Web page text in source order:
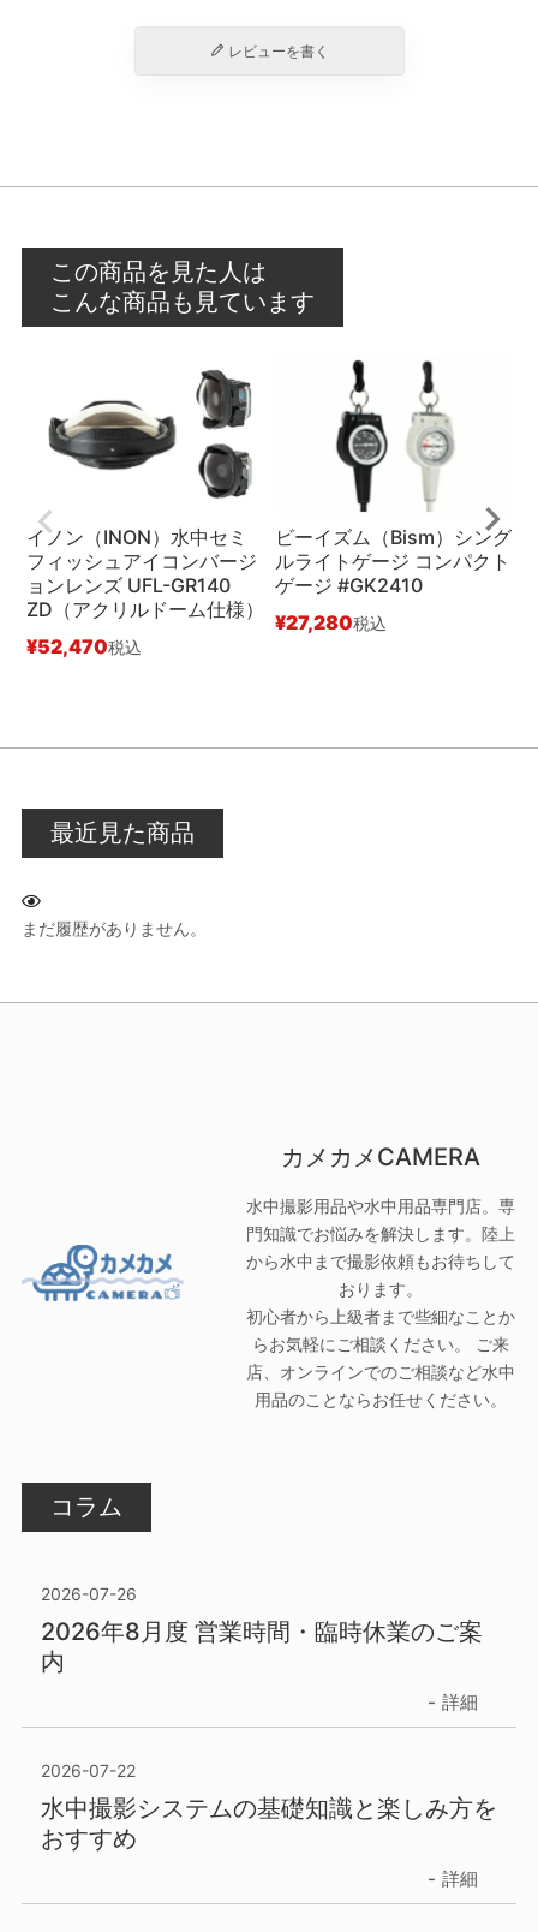
レビューを書く
この商品を見た人は
こんな商品も見ています
イノン（INON）水中セミ
フィッシュアイコンバージ
ョンレンズ UFL-GR140
ZD（アクリルドーム仕様）
¥52,470税込
ビーイズム（Bism）シング
ルライトゲージ コンパクト
ゲージ #GK2410
¥27,280税込
最近見た商品
まだ履歴がありません。
カメカメCAMERA
水中撮影用品や水中用品専門店。専
門知識でお悩みを解決します。陸上
から水中まで撮影依頼もお待ちして
おります。
初心者から上級者まで些細なことか
らお気軽にご相談ください。 ご来
店、オンラインでのご相談など水中
用品のことならお任せください。
コラム
2026-07-26
2026年8月度 営業時間・臨時休業のご案
内
詳細
2026-07-22
水中撮影システムの基礎知識と楽しみ方を
おすすめ
詳細